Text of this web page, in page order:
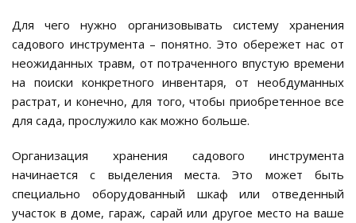
Для чего нужно организовывать систему хранения
садового инструмента – понятно. Это обережет нас от
неожиданных травм, от потраченного впустую времени
на поиски конкретного инвентаря, от необдуманных
растрат, и конечно, для того, чтобы приобретенное все
для сада, прослужило как можно больше.
Организация хранения садового инструмента
начинается с выделения места. Это может быть
специально оборудованный шкаф или отведенный
участок в доме, гараж, сарай или другое место на ваше